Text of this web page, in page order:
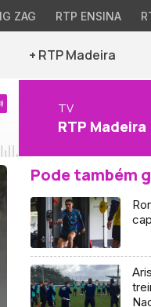
ZAG RTP ENSINA
+ RTP Madeira
TV
RTP Madeira
Pode também